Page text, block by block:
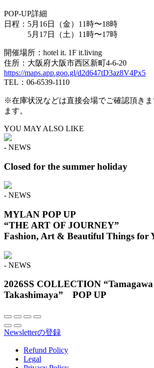
POP-UP詳細
日程：5月16日（金）11時〜18時
5月17日（土）11時〜17時
開催場所：hotel it. 1F it.living
住所：大阪府大阪市西区新町4-6-20
https://maps.app.goo.gl/d2d647tD3az8V4Px5
TEL：06-6539-1110
※在庫状況などは直接会場でご確認頂き
ます。
YOU MAY ALSO LIKE
- NEWS
Closed for the summer holiday
- NEWS
MYLAN POP UP
“THE ART OF JOURNEY”
Fashion, Art & Beautiful Things for
- NEWS
2026SS COLLECTION “Tamagawa
Takashimaya” POP UP
Newsletterの登録
Refund Policy
Legal